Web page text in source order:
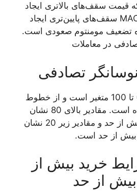
قیمت سقف‌های بالاتری ایجاد
می‌کند در حالی که MACD سقف‌های پایین‌تری ایجاد
تضعیف مومنتوم صعودی است.
در معاملات
تصادفی
نوسانگر تصادفی از 0 تا 100 متغیر است و از خطوط
%K و %D تشکیل شده است. مقادیر بالای 80 نشان
دهنده شرایط خرید بیش از حد و مقادیر زیر 20 نشان
از حد است.
خرید بیش از
از حد